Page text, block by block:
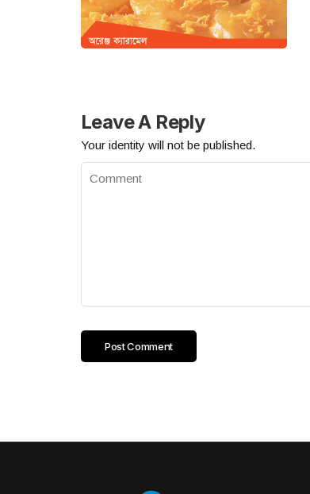
Leave A Reply
Your identity will not be published.